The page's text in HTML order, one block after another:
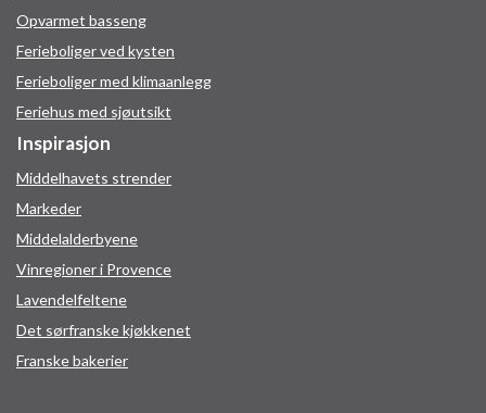
Opvarmet basseng
Ferieboliger ved kysten
Ferieboliger med klimaanlegg
Feriehus med sjøutsikt
Inspirasjon
Middelhavets strender
Markeder
Middelalderbyene
Vinregioner i Provence
Lavendelfeltene
Det sørfranske kjøkkenet
Franske bakerier